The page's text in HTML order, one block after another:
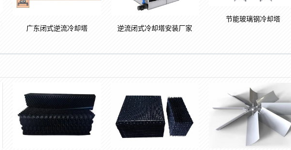
广东闭式逆流冷却塔 逆流闭式冷却塔安装厂家
节能玻璃钢冷却塔